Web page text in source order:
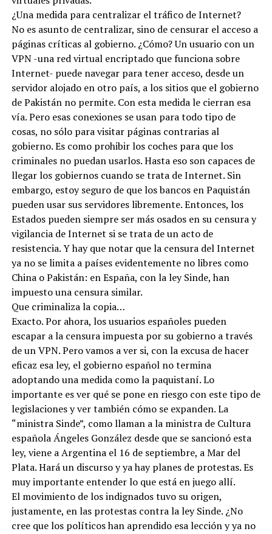
¿Una medida para centralizar el tráfico de Internet?
No es asunto de centralizar, sino de censurar el acceso a
páginas críticas al gobierno. ¿Cómo? Un usuario con un
VPN -una red virtual encriptado que funciona sobre
Internet- puede navegar para tener acceso, desde un
servidor alojado en otro país, a los sitios que el gobierno
de Pakistán no permite. Con esta medida le cierran esa
vía. Pero esas conexiones se usan para todo tipo de
cosas, no sólo para visitar páginas contrarias al
gobierno. Es como prohibir los coches para que los
criminales no puedan usarlos. Hasta eso son capaces de
llegar los gobiernos cuando se trata de Internet. Sin
embargo, estoy seguro de que los bancos en Paquistán
pueden usar sus servidores libremente. Entonces, los
Estados pueden siempre ser más osados en su censura y
vigilancia de Internet si se trata de un acto de
resistencia. Y hay que notar que la censura del Internet
ya no se limita a países evidentemente no libres como
China o Pakistán: en España, con la ley Sinde, han
impuesto una censura similar.
Que criminaliza la copia…
Exacto. Por ahora, los usuarios españoles pueden
escapar a la censura impuesta por su gobierno a través
de un VPN. Pero vamos a ver si, con la excusa de hacer
eficaz esa ley, el gobierno español no termina
adoptando una medida como la paquistaní. Lo
importante es ver qué se pone en riesgo con este tipo de
legislaciones y ver también cómo se expanden. La
“ministra Sinde”, como llaman a la ministra de Cultura
española Ángeles González desde que se sancionó esta
ley, viene a Argentina el 16 de septiembre, a Mar del
Plata. Hará un discurso y ya hay planes de protestas. Es
muy importante entender lo que está en juego allí.
El movimiento de los indignados tuvo su origen,
justamente, en las protestas contra la ley Sinde. ¿No
cree que los políticos han aprendido esa lección y ya no